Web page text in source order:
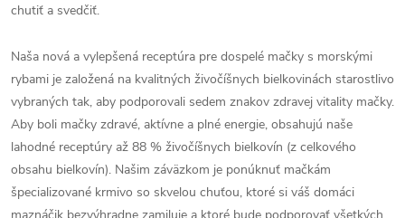
chutiť a svedčiť.
Naša nová a vylepšená receptúra pre dospelé mačky s morskými
rybami je založená na kvalitných živočíšnych bielkovinách starostlivo
vybraných tak, aby podporovali sedem znakov zdravej vitality mačky.
Aby boli mačky zdravé, aktívne a plné energie, obsahujú naše
lahodné receptúry až 88 % živočíšnych bielkovín (z celkového
obsahu bielkovín). Našim záväzkom je ponúknuť mačkám
špecializované krmivo so skvelou chuťou, ktoré si váš domáci